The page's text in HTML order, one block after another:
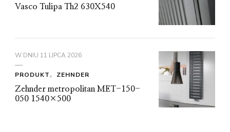
Vasco Tulipa Th2 630X540
W DNIU 11 LIPCA 2026
PRODUKT
ZEHNDER
Zehnder metropolitan MET-150-
050 1540×500